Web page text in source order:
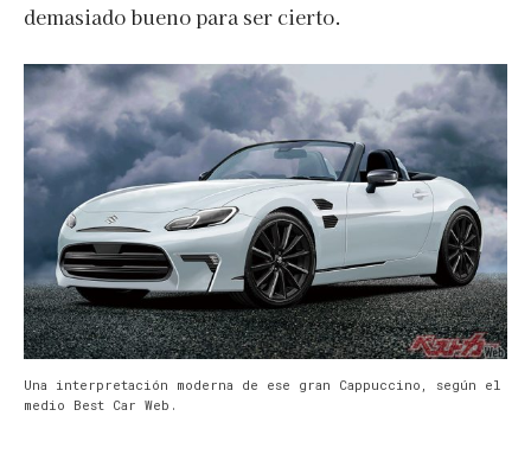
demasiado bueno para ser cierto.
Una interpretación moderna de ese gran Cappuccino, según el
medio Best Car Web.